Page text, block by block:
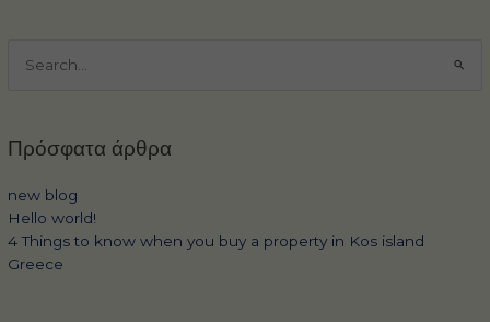
για:
Πρόσφατα άρθρα
new blog
Hello world!
4 Things to know when you buy a property in Kos island
Greece